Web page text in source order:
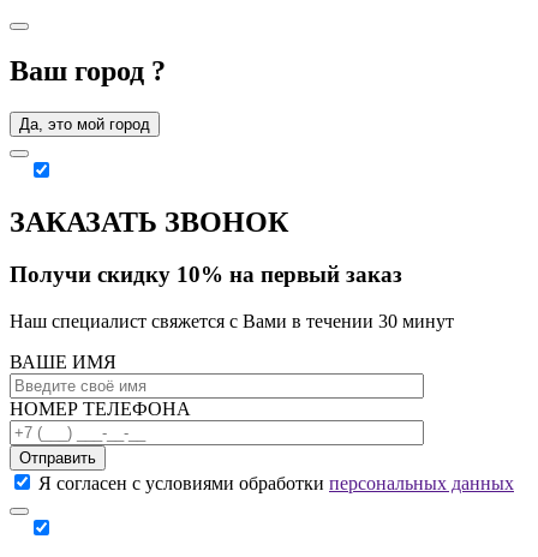
Ваш город ?
Да, это мой город
ЗАКАЗАТЬ ЗВОНОК
Получи скидку 10% на первый заказ
Наш специалист свяжется с Вами в течении 30 минут
ВАШЕ ИМЯ
НОМЕР ТЕЛЕФОНА
Отправить
Я согласен с условиями обработки персональных данных